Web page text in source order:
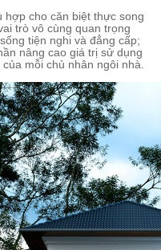
hợp cho căn biệt thực song
trò vô cùng quan trọng
tiện nghi và đẳng cấp;
nâng cao giá trị sử dụng
mỗi chủ nhân ngôi nhà.